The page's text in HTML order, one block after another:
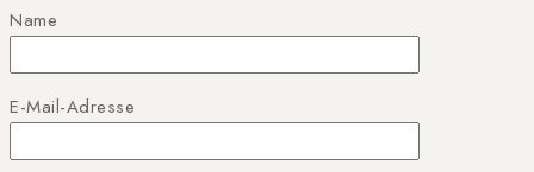
Name
E-Mail-Adresse